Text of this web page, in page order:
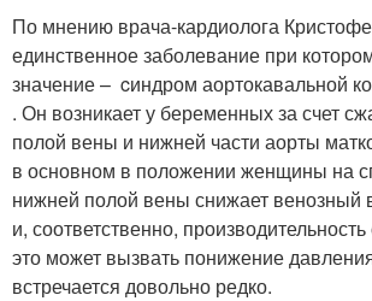
По мнению врача-кардиолога
единственное заболевание при
значение – cиндром аортокавальной
. Он возникает у беременных за счет
полой вены и нижней части аорты
в основном в положении женщины на
нижней полой вены снижает венозный
и, соответственно,
это может вызвать понижение
встречается довольно редко.